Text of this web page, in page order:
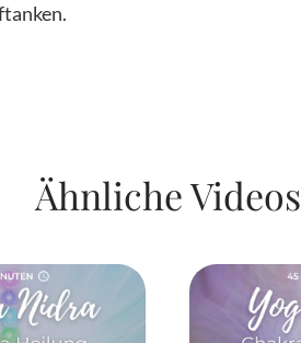
Ähnliche Videos